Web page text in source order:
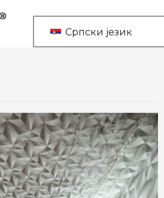
Српски језик